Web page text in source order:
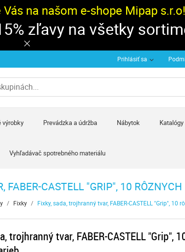
na našom e-shope Mipap s.r.o!
zľavy na všetky
Prihlásiť sa
výrobky Prevádzka a údržba Nábytok Katalógy
Vyhľadávač spotrebného materiálu
FABER-CASTELL "GRIP", 10 RÔZNYCH
/ Fixky / Fixky, sada, trojhranný tvar, FABER-CASTELL "Grip", 10
trojhranný tvar, FABER-CASTELL "Grip",